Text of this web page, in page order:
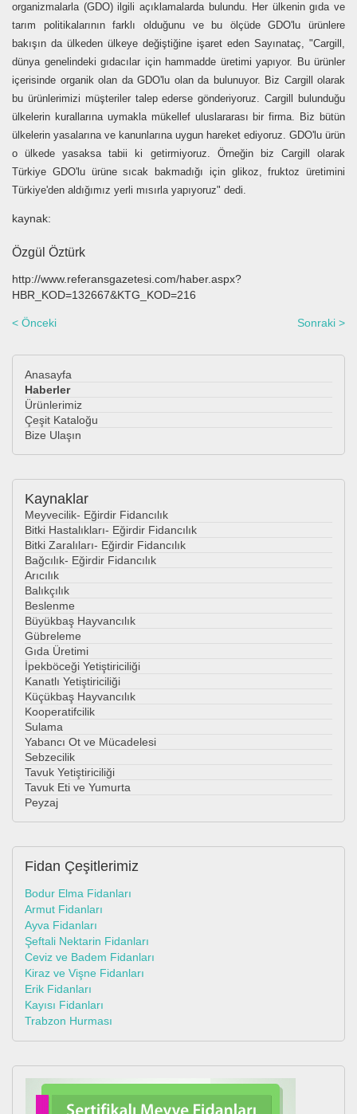
organizmalarla (GDO) ilgili açıklamalarda bulundu. Her ülkenin gıda ve
tarım politikalarının farklı olduğunu ve bu ölçüde GDO'lu ürünlere
bakışın da ülkeden ülkeye değiştiğine işaret eden Sayınataç, "Cargill,
dünya genelindeki gıdacılar için hammadde üretimi yapıyor. Bu ürünler
içerisinde organik olan da GDO'lu olan da bulunuyor. Biz Cargill olarak
bu ürünlerimizi müşteriler talep ederse gönderiyoruz. Cargill bulunduğu
ülkelerin kurallarına uymakla mükellef uluslararası bir firma. Biz bütün
ülkelerin yasalarına ve kanunlarına uygun hareket ediyoruz. GDO'lu ürün
o ülkede yasaksa tabii ki getirmiyoruz. Örneğin biz Cargill olarak
Türkiye GDO'lu ürüne sıcak bakmadığı için glikoz, fruktoz üretimini
Türkiye'den aldığımız yerli mısırla yapıyoruz" dedi.
kaynak:
Özgül Öztürk
http://www.referansgazetesi.com/haber.aspx?
HBR_KOD=132667&KTG_KOD=216
< Önceki Sonraki >
Anasayfa
Haberler
Ürünlerimiz
Çeşit Kataloğu
Bize Ulaşın
Kaynaklar
Meyvecilik- Eğirdir Fidancılık
Bitki Hastalıkları- Eğirdir Fidancılık
Bitki Zaralıları- Eğirdir Fidancılık
Bağcılık- Eğirdir Fidancılık
Arıcılık
Balıkçılık
Beslenme
Büyükbaş Hayvancılık
Gübreleme
Gıda Üretimi
İpekböceği Yetiştiriciliği
Kanatlı Yetiştiriciliği
Küçükbaş Hayvancılık
Kooperatifcilik
Sulama
Yabancı Ot ve Mücadelesi
Sebzecilik
Tavuk Yetiştiriciliği
Tavuk Eti ve Yumurta
Peyzaj
Fidan Çeşitlerimiz
Bodur Elma Fidanları
Armut Fidanları
Ayva Fidanları
Şeftali Nektarin Fidanları
Ceviz ve Badem Fidanları
Kiraz ve Vişne Fidanları
Erik Fidanları
Kayısı Fidanları
Trabzon Hurması